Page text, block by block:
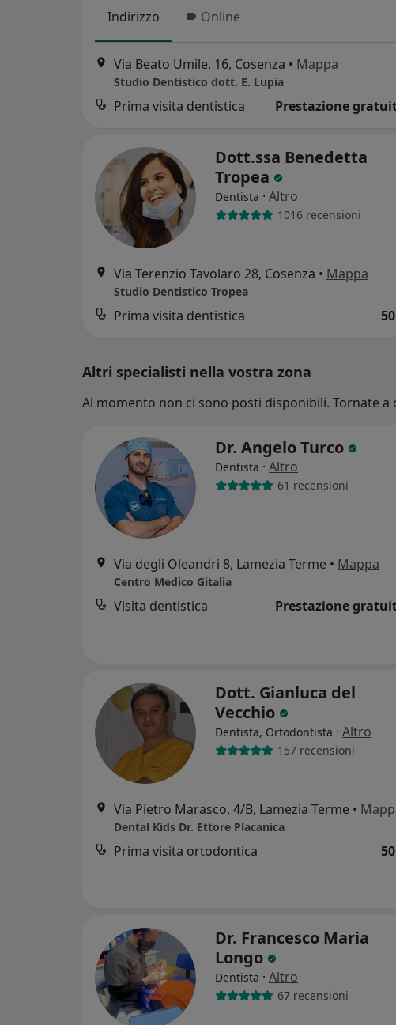
Indirizzo Online
Via Beato Umile, 16, Cosenza • Mappa
Studio Dentistico dott. E. Lupia
Prima visita dentistica Prestazione
Dott.ssa Benedetta
Tropea
Dentista · Altro
1016 recensioni
Via Terenzio Tavolaro 28, Cosenza • Mappa
Studio Dentistico Tropea
Prima visita dentistica
Altri specialisti nella vostra zona
Al momento non ci sono posti disponibili. Tornate
Dr. Angelo Turco
Dentista · Altro
61 recensioni
Via degli Oleandri 8, Lamezia Terme • Mappa
Centro Medico Gitalia
Visita dentistica Prestazione
Dott. Gianluca del
Vecchio
Dentista, Ortodontista · Altro
157 recensioni
Via Pietro Marasco, 4/B, Lamezia Terme •
Dental Kids Dr. Ettore Placanica
Prima visita ortodontica
Dr. Francesco Maria
Longo
Dentista · Altro
67 recensioni